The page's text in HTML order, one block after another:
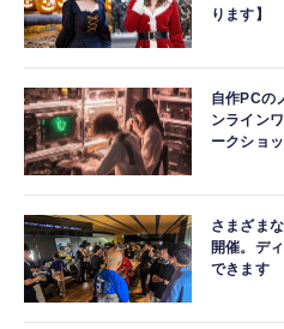
ります】
自作PCの
ンライン
ークショ
さまざま
開催。デ
できます